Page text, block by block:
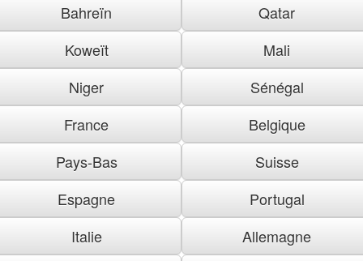
Bahreïn
Qatar
Koweït
Mali
Niger
Sénégal
France
Belgique
Pays-Bas
Suisse
Espagne
Portugal
Italie
Allemagne